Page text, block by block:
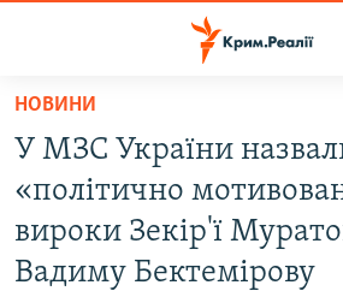
Перейти
основного
матеріалу
до
основної
ВІДЕО ТА ФОТО
ПОЛІТИКА
НОВИНИ
У МЗС України
«політично
вироки Зекір'ї
Вадиму Бектемірову